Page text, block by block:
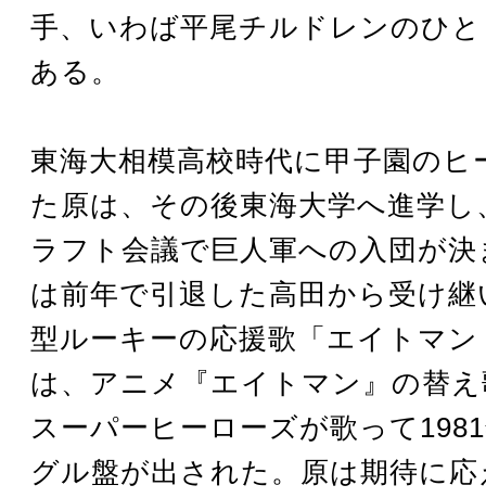
手、いわば平尾チルドレンのひ
ある。
東海大相模高校時代に甲子園のヒ
た原は、その後東海大学へ進学し
ラフト会議で巨人軍への入団が
は前年で引退した高田から受け
型ルーキーの応援歌「エイトマ
は、アニメ『エイトマン』の替
スーパーヒーローズが歌って
グル盤が出された。原は期待に